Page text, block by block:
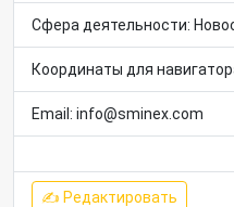
Сфера деятельности:
Координаты для
Email: info@sminex.com
✍ Редактировать